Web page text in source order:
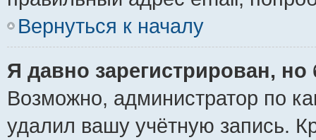
Вернуться к началу
Я давно зарегистрирован,
Возможно, администратор по
удалил вашу учётную запись.